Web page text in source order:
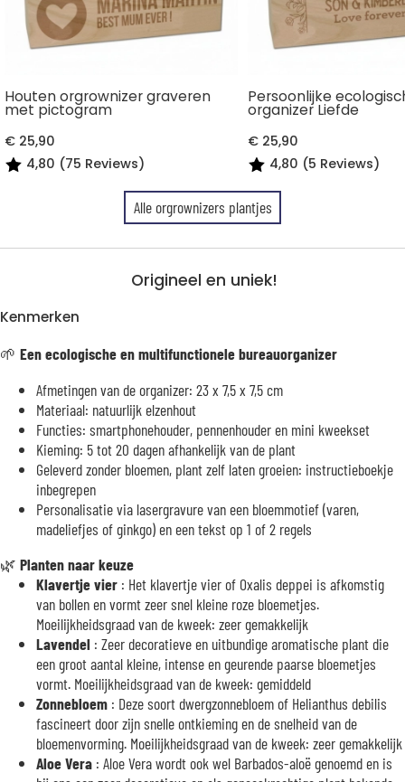
Houten orgrownizer graveren
met pictogram
€ 25,90
4,80 (75 Reviews)
Persoonlijke
organizer Liefde
€ 25,90
4,80 (5 Reviews)
Alle orgrownizers plantjes
Origineel en uniek!
Kenmerken
🌱 Een ecologische en multifunctionele bureauorganizer
Afmetingen van de organizer: 23 x 7,5 x 7,5 cm
Materiaal: natuurlijk elzenhout
Functies: smartphonehouder, pennenhouder en mini kweekset
Kieming: 5 tot 20 dagen afhankelijk van de plant
Geleverd zonder bloemen, plant zelf laten groeien: instructieboekje
inbegrepen
Personalisatie via lasergravure van een bloemmotief (varen,
madeliefjes of ginkgo) en een tekst op 1 of 2 regels
🌿 Planten naar keuze
Klavertje vier : Het klavertje vier of Oxalis deppei is afkomstig
van bollen en vormt zeer snel kleine roze bloemetjes.
Moeilijkheidsgraad van de kweek: zeer gemakkelijk
Lavendel : Zeer decoratieve en uitbundige aromatische plant die
een groot aantal kleine, intense en geurende paarse bloemetjes
vormt. Moeilijkheidsgraad van de kweek: gemiddeld
Zonnebloem : Deze soort dwergzonnebloem of Helianthus debilis
fascineert door zijn snelle ontkieming en de snelheid van de
bloemenvorming. Moeilijkheidsgraad van de kweek: zeer gemakkelijk
Aloe Vera : Aloe Vera wordt ook wel Barbados-aloë genoemd en is